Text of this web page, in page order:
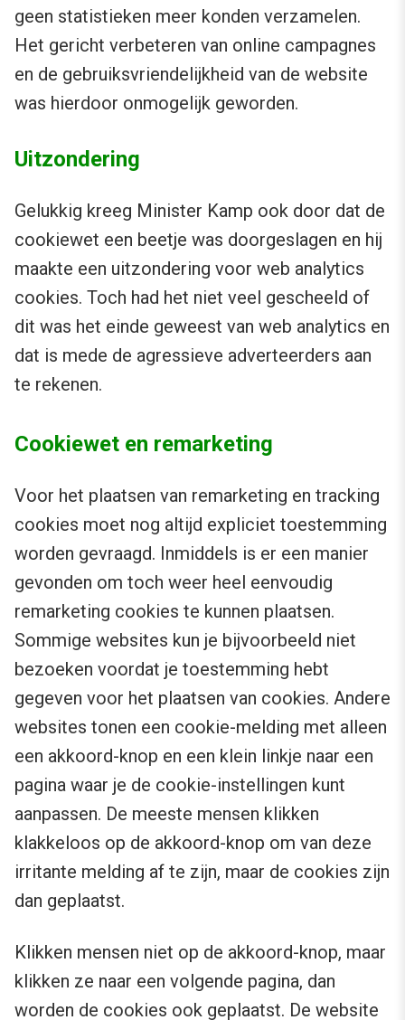
geen statistieken meer konden verzamelen.
Het gericht verbeteren van online campagnes
en de gebruiksvriendelijkheid van de website
was hierdoor onmogelijk geworden.
Uitzondering
Gelukkig kreeg Minister Kamp ook door dat de
cookiewet een beetje was doorgeslagen en hij
maakte een uitzondering voor web analytics
cookies. Toch had het niet veel gescheeld of
dit was het einde geweest van web analytics en
dat is mede de agressieve adverteerders aan
te rekenen.
Cookiewet en remarketing
Voor het plaatsen van remarketing en tracking
cookies moet nog altijd expliciet toestemming
worden gevraagd. Inmiddels is er een manier
gevonden om toch weer heel eenvoudig
remarketing cookies te kunnen plaatsen.
Sommige websites kun je bijvoorbeeld niet
bezoeken voordat je toestemming hebt
gegeven voor het plaatsen van cookies. Andere
websites tonen een cookie-melding met alleen
een akkoord-knop en een klein linkje naar een
pagina waar je de cookie-instellingen kunt
aanpassen. De meeste mensen klikken
klakkeloos op de akkoord-knop om van deze
irritante melding af te zijn, maar de cookies zijn
dan geplaatst.
Klikken mensen niet op de akkoord-knop, maar
klikken ze naar een volgende pagina, dan
worden de cookies ook geplaatst. De website